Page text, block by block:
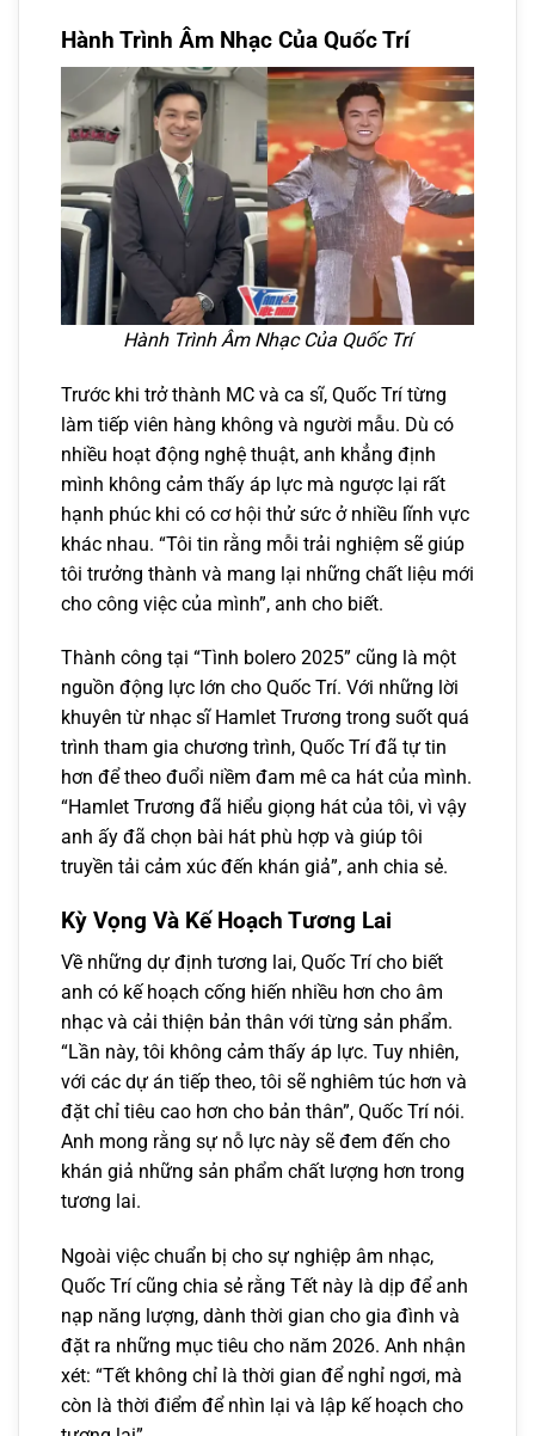
Hành Trình Âm Nhạc Của Quốc Trí
Hành Trình Âm Nhạc Của Quốc Trí
Trước khi trở thành MC và ca sĩ, Quốc Trí từng
làm tiếp viên hàng không và người mẫu. Dù có
nhiều hoạt động nghệ thuật, anh khẳng định
mình không cảm thấy áp lực mà ngược lại rất
hạnh phúc khi có cơ hội thử sức ở nhiều lĩnh vực
khác nhau. “Tôi tin rằng mỗi trải nghiệm sẽ giúp
tôi trưởng thành và mang lại những chất liệu mới
cho công việc của mình”, anh cho biết.
Thành công tại “Tình bolero 2025” cũng là một
nguồn động lực lớn cho Quốc Trí. Với những lời
khuyên từ nhạc sĩ Hamlet Trương trong suốt quá
trình tham gia chương trình, Quốc Trí đã tự tin
hơn để theo đuổi niềm đam mê ca hát của mình.
“Hamlet Trương đã hiểu giọng hát của tôi, vì vậy
anh ấy đã chọn bài hát phù hợp và giúp tôi
truyền tải cảm xúc đến khán giả”, anh chia sẻ.
Kỳ Vọng Và Kế Hoạch Tương Lai
Về những dự định tương lai, Quốc Trí cho biết
anh có kế hoạch cống hiến nhiều hơn cho âm
nhạc và cải thiện bản thân với từng sản phẩm.
“Lần này, tôi không cảm thấy áp lực. Tuy nhiên,
với các dự án tiếp theo, tôi sẽ nghiêm túc hơn và
đặt chỉ tiêu cao hơn cho bản thân”, Quốc Trí nói.
Anh mong rằng sự nỗ lực này sẽ đem đến cho
khán giả những sản phẩm chất lượng hơn trong
tương lai.
Ngoài việc chuẩn bị cho sự nghiệp âm nhạc,
Quốc Trí cũng chia sẻ rằng Tết này là dịp để anh
nạp năng lượng, dành thời gian cho gia đình và
đặt ra những mục tiêu cho năm 2026. Anh nhận
xét: “Tết không chỉ là thời gian để nghỉ ngơi, mà
còn là thời điểm để nhìn lại và lập kế hoạch cho